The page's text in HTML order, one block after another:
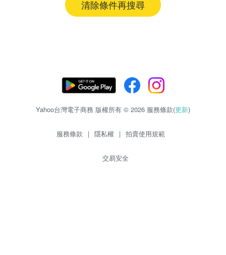
清除條件再搜尋
Yahoo台灣電子商務 版權所有 © 2026 服務條款(更新)
服務條款 | 隱私權 | 拍賣使用規範
交易安全